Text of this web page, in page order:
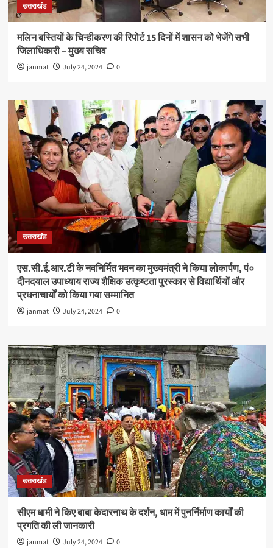
उत्तराखंड
मलिन बस्तियों के चिन्हीकरण की रिपोर्ट 15 दिनों में शासन को भेजेंगे सभी
जिलाधिकारी – मुख्य सचिव
janmat July 24, 2024 0
उत्तराखंड
एस.सी.ई.आर.टी के नवनिर्मित भवन का मुख्यमंत्री ने किया लोकार्पण, पं०
दीनदयाल उपाध्याय राज्य शैक्षिक उत्कृष्टता पुरस्कार से विद्यार्थियों और
प्रधनाचार्यों को किया गया सम्मानित
janmat July 24, 2024 0
उत्तराखंड
सीएम धामी ने किए बाबा केदारनाथ के दर्शन, धाम में पुनर्निर्माण कार्यों की
प्रगति की ली जानकारी
janmat July 24, 2024 0